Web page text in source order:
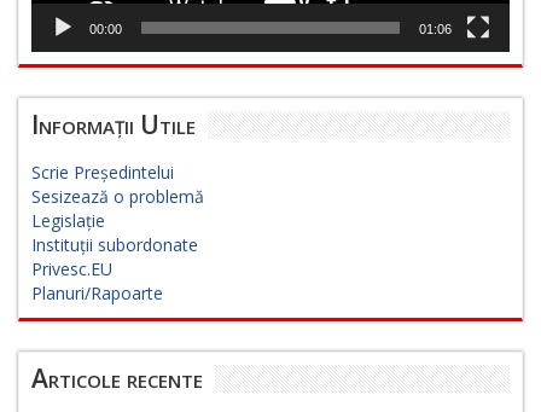
00:00 01:06
Informații Utile
Scrie Președintelui
Sesizează o problemă
Legislație
Instituții subordonate
Privesc.EU
Planuri/Rapoarte
Articole recente